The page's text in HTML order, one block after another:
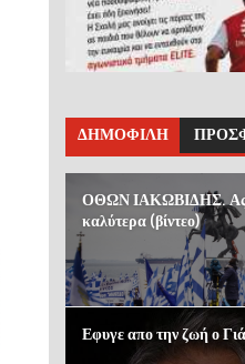
ΔΗΜΟΦΙΛΗ
ΟΘΩΝ ΙΑΚΩΒΙΔΗΣ. Ας
καλύτερα (βίντεο)
Εφυγε απο την ζωή ο